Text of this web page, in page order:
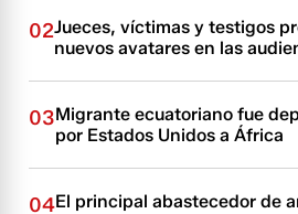
02Jueces, víctimas y testigos
nuevos avatares en las
03Migrante ecuatoriano fue
por Estados Unidos a África
04El principal abastecedor de